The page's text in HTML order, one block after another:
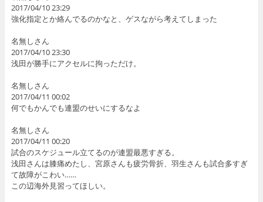
2017/04/10 23:29
強化指定とか絡んでるのかなと、ゲスながら考えてしまった
名無しさん
2017/04/10 23:30
浅田が勝手にアクセルに拘っただけ。
名無しさん
2017/04/11 00:02
何でもかんでも連盟のせいにするなよ
名無しさん
2017/04/11 00:20
試合のスケジュール立てるのが連盟最悪すぎる。
浅田さんは膝痛めたし、宮原さんも疲労骨折、羽生さんも試合多すぎ
て故障がこわい……
この辺海外見習ってほしい。